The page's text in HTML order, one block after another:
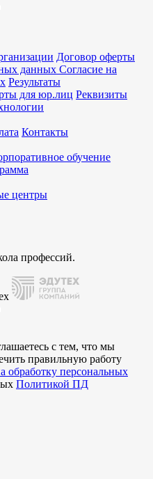
Договор оферты
данных Согласие на
Результаты
для юр.лиц Реквизиты
Контакты
обучение
центры
профессий.
с тем, что мы
правильную работу
обработку персональных
Политикой ПД